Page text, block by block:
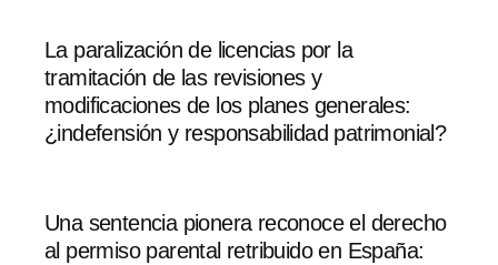
La paralización de licencias por la
tramitación de las revisiones y
modificaciones de los planes generales:
¿indefensión y responsabilidad patrimonial?
Una sentencia pionera reconoce el derecho
al permiso parental retribuido en España: